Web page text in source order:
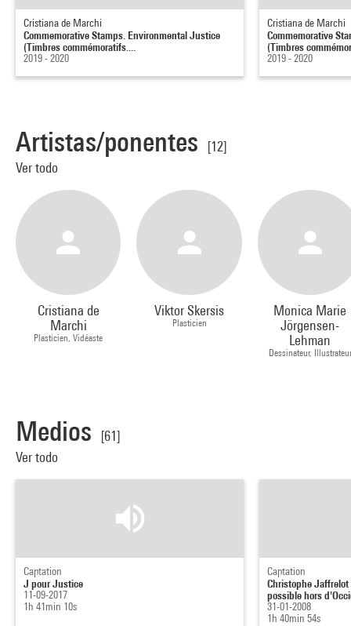
Cristiana de Marchi
Commemorative Stamps. Environmental Justice
(Timbres commémoratifs....
2019 - 2020
Cristiana de Marchi
Commemorative
(Timbres
2019 - 2020
Artistas/ponentes
[12]
Ver todo
Cristiana de
Marchi
Plasticien, Vidéaste
Viktor Skersis
Plasticien
Monica Marie
Jörgensen-
Lehman
Dessinateur, Illustrateur
Medios
[61]
Ver todo
Captation
J pour Justice
11-09-2017
1h 41min 10s
Captation
Christophe
possible hors
31-01-2008
1h 40min 54s